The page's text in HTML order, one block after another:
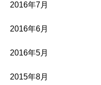
2016年7月
2016年6月
2016年5月
2015年8月